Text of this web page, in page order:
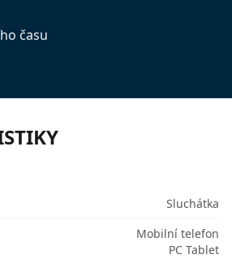
času
Sluchátka
Mobilní telefon
PC Tablet